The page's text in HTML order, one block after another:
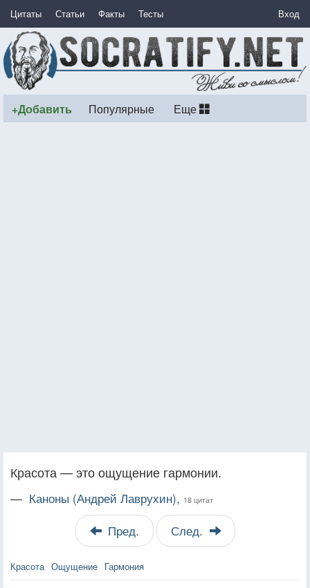
Цитаты Статьи Факты Тесты Вход
+Добавить Популярные Еще
Красота — это ощущение гармонии.
— Каноны (Андрей Лаврухин), 18 цитат
Пред. След.
Красота Ощущение Гармония